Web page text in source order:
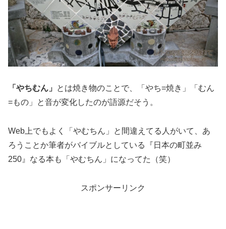
「やちむん」
とは焼き物のことで、「やち=焼き」「むん
=もの」と音が変化したのが語源だそう。
Web上でもよく「やむちん」と間違えてる人がいて、あ
ろうことか筆者がバイブルとしている『日本の町並み
250』なる本も「やむちん」になってた（笑）
スポンサーリンク